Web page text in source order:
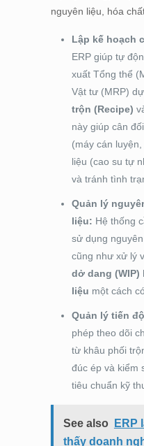
nguyên liệu, hóa
Lập kế hoạch
ERP giúp tự
xuất Tổng thể
Vật tư (MRP)
trộn (Recipe)
này giúp cân
(máy cán
liệu (cao su tự
và tránh tình
Quản lý
liệu: Hệ thống
sử dụng
cũng như xử lý
dở dang (WIP)
liệu một cách
Quản lý tiến
phép theo dõi
từ khâu phối
đúc ép và kiểm
tiêu chuẩn kỹ
See also
ERP
thấy doanh